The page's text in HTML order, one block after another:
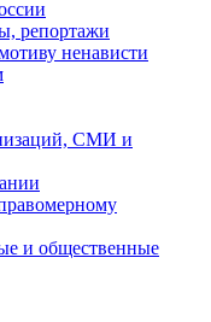
репортажи
ненависти
СМИ и
и общественные